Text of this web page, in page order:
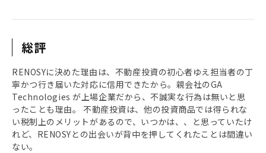
総評
RENOSYに決めた理由は、不動産投資の初心者ゆえ担当者の丁
寧かつ行き届いた対応に信用できたから。親会社のGA
Technologies が上場企業だから、不誠実な行為は無いと思
ったことも理由。 不動産投資は、他の投資商品では得られな
い税制上のメリットがあるので、いつかは、、と思っていたけ
れど、RENOSYとの出会いが背中を押してくれたことは間違い
ない。